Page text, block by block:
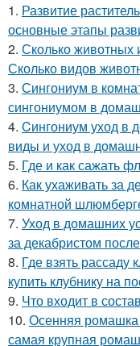
1. Развитие
основные этапы
2. Сколько животных
Сколько видов
3. Сингониум в
сингониумом в
4. Cингониум уход в
виды и уход в
5. Где и как сажать
6. Как ухаживать за
комнатной
7. Уход в домашних
за декабристом
8. Где взять рассаду
купить клубнику на
9. Что входит в
10. Осенняя
самая крупная